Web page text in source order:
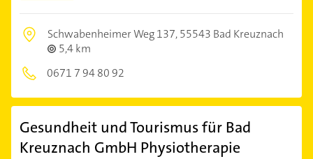
Schwabenheimer Weg 137,55543 Bad Kreuznach
5,4 km
0671 7 94 80 92
Gesundheit und Tourismus für Bad
Kreuznach GmbH Physiotherapie